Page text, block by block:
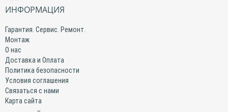
ИНФОРМАЦИЯ
Гарантия. Сервис. Ремонт.
Монтаж
О нас
Доставка и Оплата
Политика безопасности
Условия соглашения
Связаться с нами
Карта сайта